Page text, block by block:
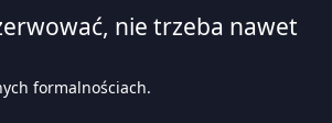
nie trzeba nawet
formalnościach.